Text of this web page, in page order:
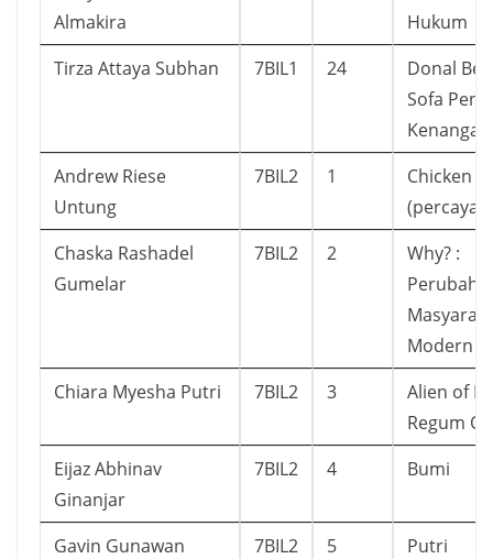
Almakira
Hukum
Tirza Attaya Subhan
7BIL1 24
Donal
Sofa
Kenangan
Andrew Riese
Untung
7BIL2 1
Chicken
(percaya
Chaska Rashadel
Gumelar
7BIL2 2
Why? :
Modern
Chiara Myesha Putri
7BIL2 3
Alien of
Regum
Eijaz Abhinav
Ginanjar
7BIL2 4 Bumi
Gavin Gunawan 7BIL2 5
Putri